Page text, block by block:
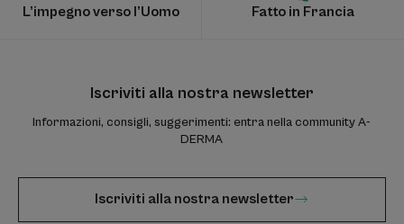
L’impegno verso l’Uomo Fatto in Francia
Iscriviti alla nostra newsletter
Informazioni, consigli, suggerimenti: entra nella community A-
DERMA
Iscriviti alla nostra newsletter